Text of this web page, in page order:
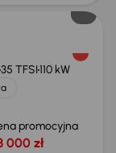
35 TFSI110 kW
promocyjna
000 zł